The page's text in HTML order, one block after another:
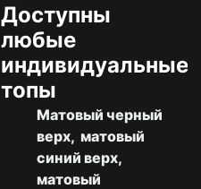
Доступны
любые
индивидуальные
топы
Матовый черный
верх, матовый
синий верх,
матовый